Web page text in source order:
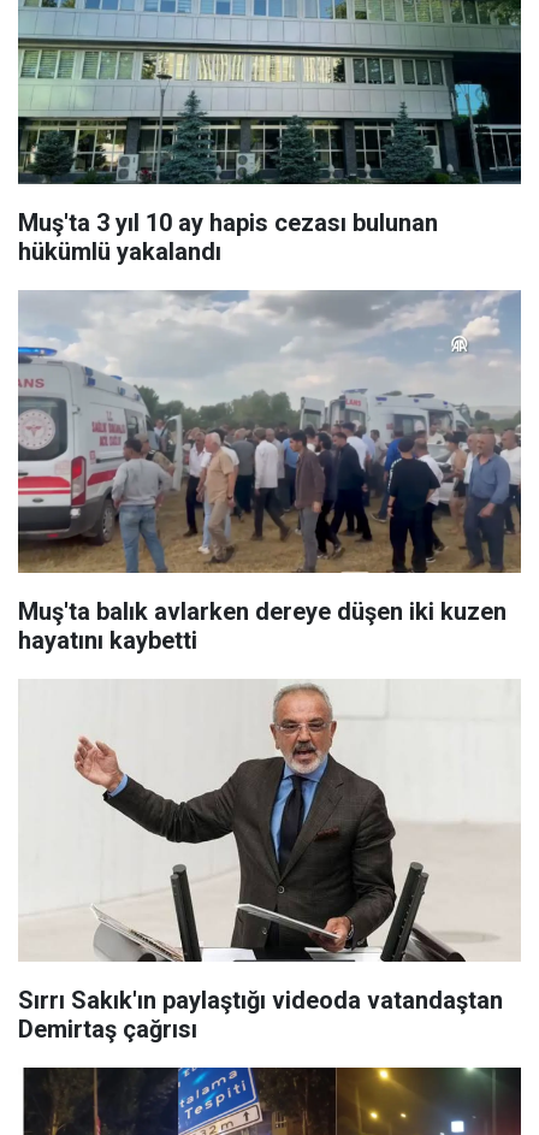
Muş'ta 3 yıl 10 ay hapis cezası bulunan
hükümlü yakalandı
Muş'ta balık avlarken dereye düşen iki kuzen
hayatını kaybetti
Sırrı Sakık'ın paylaştığı videoda vatandaştan
Demirtaş çağrısı